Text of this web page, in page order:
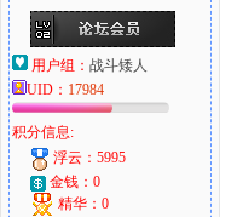
用户组： 战斗矮人
UID： 17984
积分信息:
浮云：5995
金钱：0
精华：0